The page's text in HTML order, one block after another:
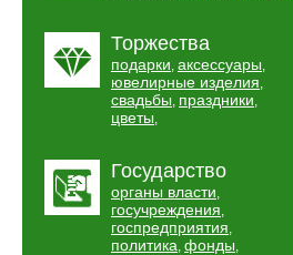
Торжества
подарки, аксессуары,
ювелирные изделия,
свадьбы, праздники,
цветы,
Государство
органы власти,
госучреждения,
госпредприятия,
политика, фонды,